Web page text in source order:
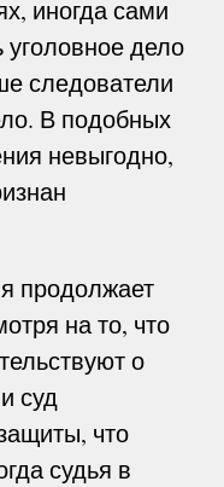
иногда сами
уголовное дело
следователи
В подобных
невыгодно,
продолжает
на то, что
о
суд
что
судья в